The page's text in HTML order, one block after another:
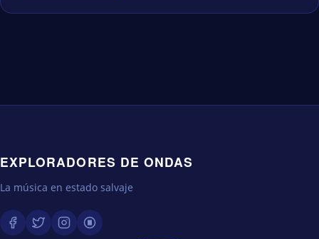
EXPLORADORES DE ONDAS
La música en estado salvaje